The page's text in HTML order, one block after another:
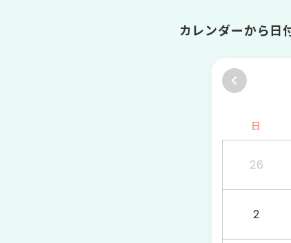
カレンダーから日
日
26
2